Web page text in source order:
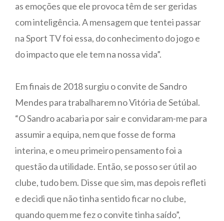
as emoções que ele provoca têm de ser geridas
com inteligência. A mensagem que tentei passar
na Sport TV foi essa, do conhecimento do jogo e
do impacto que ele tem na nossa vida”.
Em finais de 2018 surgiu o convite de Sandro
Mendes para trabalharem no Vitória de Setúbal.
“O Sandro acabaria por sair e convidaram-me para
assumir a equipa, nem que fosse de forma
interina, e o meu primeiro pensamento foi a
questão da utilidade. Então, se posso ser útil ao
clube, tudo bem. Disse que sim, mas depois refleti
e decidi que não tinha sentido ficar no clube,
quando quem me fez o convite tinha saído”,